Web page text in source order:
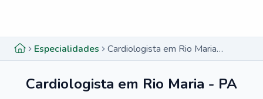
Especialidades Cardiologista em Rio Maria - PA
Cardiologista em Rio Maria - PA